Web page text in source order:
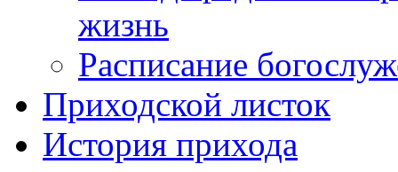
жизнь
Расписание
Приходской листок
История прихода